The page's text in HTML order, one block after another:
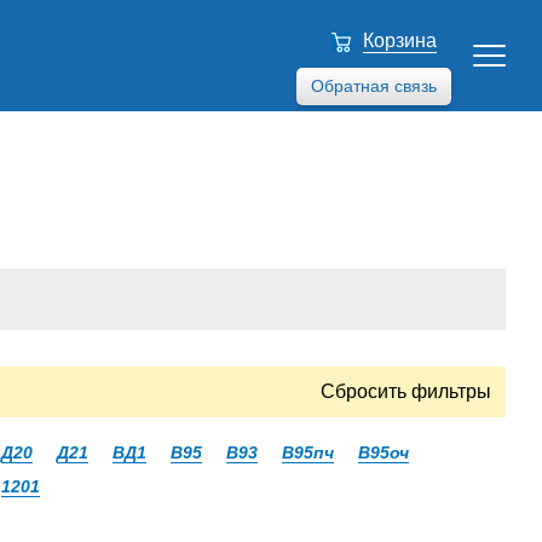
Обратная связь
Корзина
Сбросить фильтры
Д20 Д21 ВД1 В95 В93 В95пч
В95оч
1201